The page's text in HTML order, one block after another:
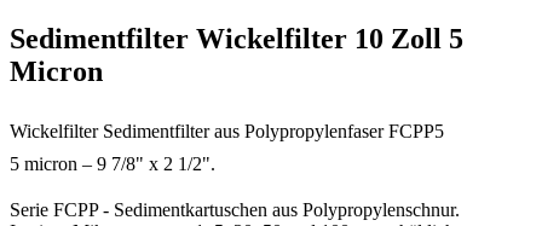
Sedimentfilter Wickelfilter 10 Zoll 5
Micron
Wickelfilter Sedimentfilter aus Polypropylenfaser FCPP5
5 micron – 9 7/8" x 2 1/2".
Serie FCPP - Sedimentkartuschen aus Polypropylenschnur.